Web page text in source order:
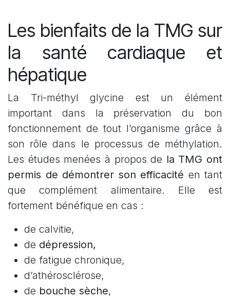
Les bienfaits de la TMG sur
la santé cardiaque et
hépatique
La Tri-méthyl glycine est un élément
important dans la préservation du bon
fonctionnement de tout l’organisme grâce à
son rôle dans le processus de méthylation.
Les études menées à propos de la TMG ont
permis de démontrer son efficacité en tant
que complément alimentaire. Elle est
fortement bénéfique en cas :
de calvitie,
de dépression,
de fatigue chronique,
d’athérosclérose,
de bouche sèche,